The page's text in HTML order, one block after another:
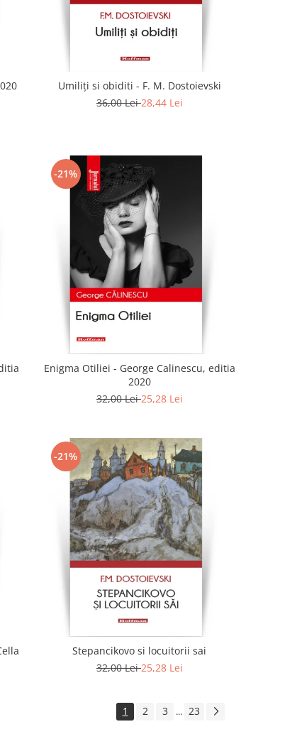
Umiliți si obiditi - F. M. Dostoievski
36,00 Lei28,44 Lei
-21%
Enigma Otiliei - George Calinescu, editia
2020
32,00 Lei25,28 Lei
-21%
Stepancikovo si locuitorii sai
32,00 Lei25,28 Lei
1 2 3 ... 23